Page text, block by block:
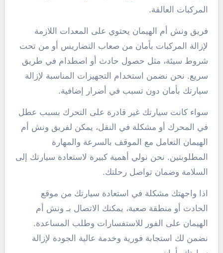
المركبات العالقة.
فريق ونش أم الهيمان يحتوي على المعدات اللازمة
لإزالة المركبات بأمان من صعاب التضاريس أو من تحت
شروط سيئة، مثل حصول حادث أو اصطدام في طريق
سريع. نحن نضمن استخدام التجهيزات المناسبة لإزالة
سيارتك بأمان دون تسبب في أضرار إضافية.
سواء كانت سيارتك غير قادرة على التحرك بسبب عطل
في المحرك أو مشكلة في النقل، يمكن لفريق ونش أم
الهيمان التعامل مع الموقف بالسرعة والمهارة
المطلوبتين. نحن نولي أهمية كبيرة لاستعادة سيارتك إلى
السلامة وضمان تواصل رحلتك.
اذا واجهتك مشكلة في استعادة سيارتك من موقع
الحادث أو منطقة صعبة، يمكنك الاتصال بـ ونش أم
الهيمان على الفور للاستفسارات وطلب المساعدة.
نضمن لك استجابة فورية وخدمة عالية الجودة لإزالة